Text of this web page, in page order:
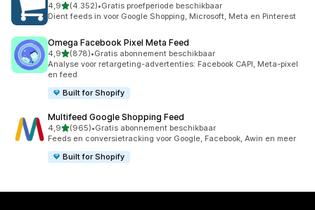
4,9van 5 sterren
(4.352)
4352 recensies in totaal
•Gratis proefperiode beschikbaar
Dient feeds in voor Google Shopping, Microsoft, Meta en Pinterest
Omega Facebook Pixel Meta Feed
4,9van 5 sterren
(878)
878 recensies in totaal
•Gratis abonnement beschikbaar
Analyse voor retargeting-advertenties: Facebook CAPI, Meta-pixel
en feed
Built for Shopify
Multifeed Google Shopping Feed
4,9van 5 sterren
(965)
965 recensies in totaal
•Gratis abonnement beschikbaar
Feeds en conversietracking voor Google, Facebook, Awin en meer
Built for Shopify